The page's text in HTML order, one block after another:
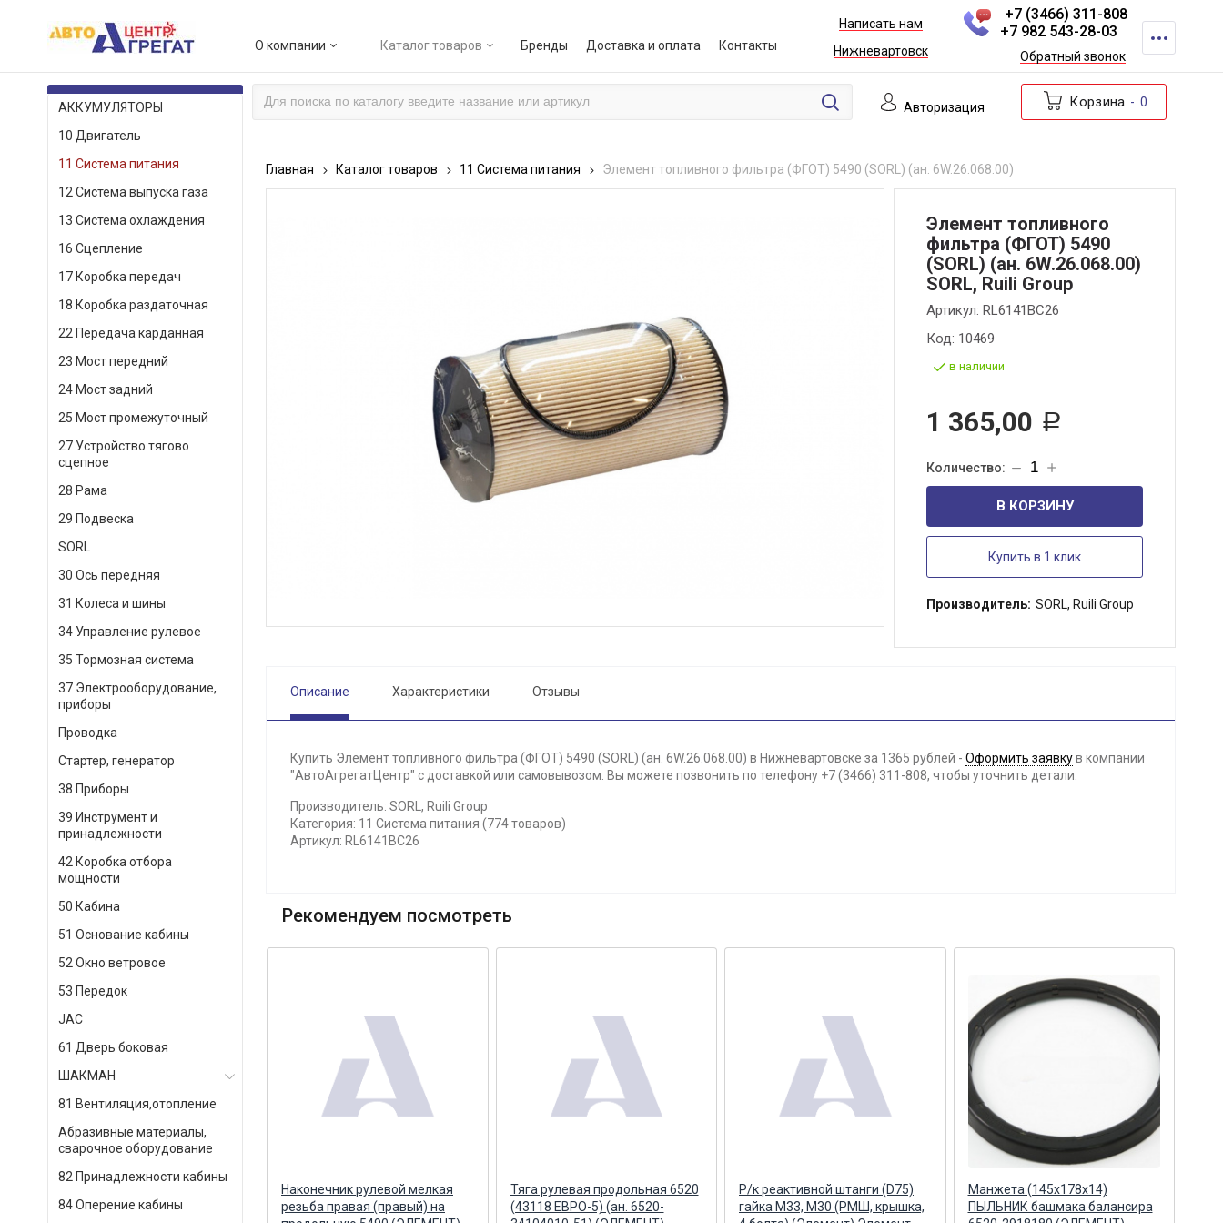
О компании Каталог товаров Бренды Доставка и оплата Контакты
Написать нам
Нижневартовск
+7 (3466) 311-808
+7 982 543-28-03
Обратный звонок
КАТАЛОГ ТОВАРОВ Авторизация Корзина 0
АККУМУЛЯТОРЫ
10 Двигатель
11 Система питания
12 Система выпуска газа
13 Система охлаждения
16 Сцепление
17 Коробка передач
18 Коробка раздаточная
22 Передача карданная
23 Мост передний
24 Мост задний
25 Мост промежуточный
27 Устройство тягово
сцепное
28 Рама
29 Подвеска
SORL
30 Ось передняя
31 Колеса и шины
34 Управление рулевое
35 Тормозная система
37 Электрооборудование,
приборы
Проводка
Стартер, генератор
38 Приборы
39 Инструмент и
принадлежности
42 Коробка отбора
мощности
50 Кабина
51 Основание кабины
52 Окно ветровое
53 Передок
JAC
61 Дверь боковая
ШАКМАН
81 Вентиляция,отопление
Абразивные материалы,
сварочное оборудование
82 Принадлежности кабины
84 Оперение кабины
Главная Каталог товаров 11 Система питания Элемент топливного фильтра (ФГОТ) 5490 (SORL) (ан. 6W.26.068.00)
Элемент топливного
фильтра (ФГОТ) 5490
(SORL) (ан. 6W.26.068.00)
SORL, Ruili Group
Артикул: RL6141BC26
Код: 10469
в наличии
1 365,00 Р
В КОРЗИНУ
Купить в 1 клик
Производитель: SORL, Ruili Group
Описание Характеристики Отзывы
Купить Элемент топливного фильтра (ФГОТ) 5490 (SORL) (ан. 6W.26.068.00) в Нижневартовске за 1365 рублей - Оформить заявкув компании
"АвтоАгрегатЦентр" с доставкой или самовывозом. Вы можете позвонить по телефону +7 (3466) 311-808, чтобы уточнить детали.
Производитель: SORL, Ruili Group
Категория: 11 Система питания (774 товаров)
Артикул: RL6141BC26
Рекомендуем посмотреть
Манжета (142х168х16) задней
ступицы (ан. 307287 ЗИЛ-130)
Наконечник рулевой мелкая
резьба правая (правый) на
Тяга рулевая продольная 6520
(43118 ЕВРО-5) (ан. 6520-
Р/к реактивной штанги (D75)
гайка М33, М30 (РМШ, крышка,
Манжета (145х178х14)
ПЫЛЬНИК башмака балансира